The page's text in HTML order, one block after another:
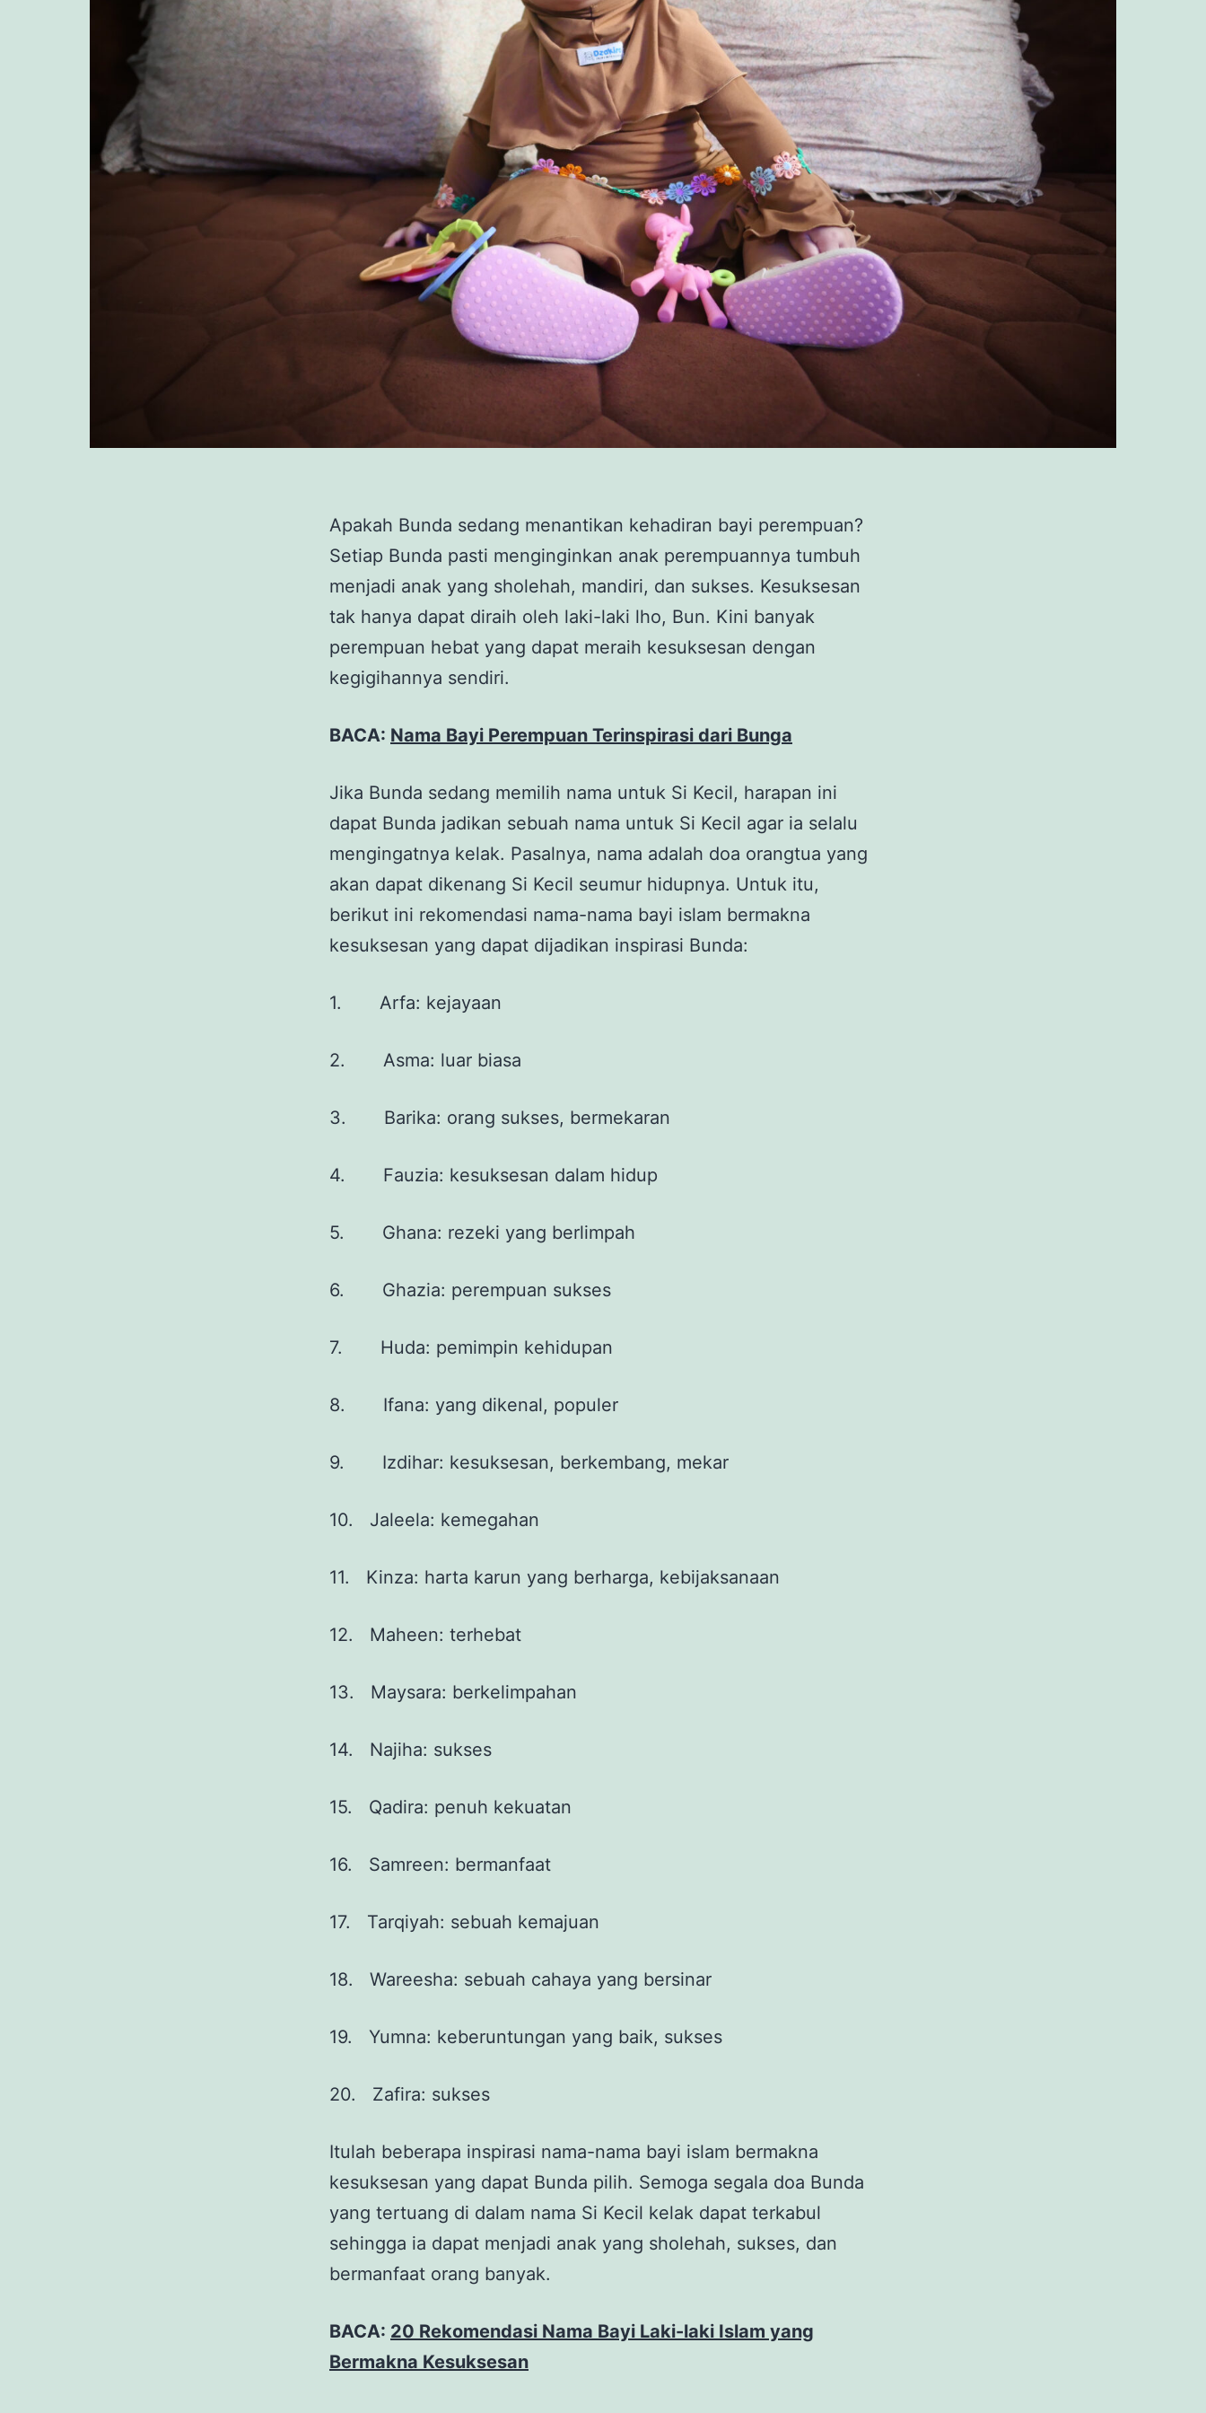
Apakah Bunda sedang menantikan kehadiran bayi perempuan?
Setiap Bunda pasti menginginkan anak perempuannya tumbuh
menjadi anak yang sholehah, mandiri, dan sukses. Kesuksesan
tak hanya dapat diraih oleh laki-laki lho, Bun. Kini banyak
perempuan hebat yang dapat meraih kesuksesan dengan
kegigihannya sendiri.
BACA: Nama Bayi Perempuan Terinspirasi dari Bunga
Jika Bunda sedang memilih nama untuk Si Kecil, harapan ini
dapat Bunda jadikan sebuah nama untuk Si Kecil agar ia selalu
mengingatnya kelak. Pasalnya, nama adalah doa orangtua yang
akan dapat dikenang Si Kecil seumur hidupnya. Untuk itu,
berikut ini rekomendasi nama-nama bayi islam bermakna
kesuksesan yang dapat dijadikan inspirasi Bunda:
1. Arfa: kejayaan
2. Asma: luar biasa
3. Barika: orang sukses, bermekaran
4. Fauzia: kesuksesan dalam hidup
5. Ghana: rezeki yang berlimpah
6. Ghazia: perempuan sukses
7. Huda: pemimpin kehidupan
8. Ifana: yang dikenal, populer
9. Izdihar: kesuksesan, berkembang, mekar
10. Jaleela: kemegahan
11. Kinza: harta karun yang berharga, kebijaksanaan
12. Maheen: terhebat
13. Maysara: berkelimpahan
14. Najiha: sukses
15. Qadira: penuh kekuatan
16. Samreen: bermanfaat
17. Tarqiyah: sebuah kemajuan
18. Wareesha: sebuah cahaya yang bersinar
19. Yumna: keberuntungan yang baik, sukses
20. Zafira: sukses
Itulah beberapa inspirasi nama-nama bayi islam bermakna
kesuksesan yang dapat Bunda pilih. Semoga segala doa Bunda
yang tertuang di dalam nama Si Kecil kelak dapat terkabul
sehingga ia dapat menjadi anak yang sholehah, sukses, dan
bermanfaat orang banyak.
BACA: 20 Rekomendasi Nama Bayi Laki-laki Islam yang
Bermakna Kesuksesan